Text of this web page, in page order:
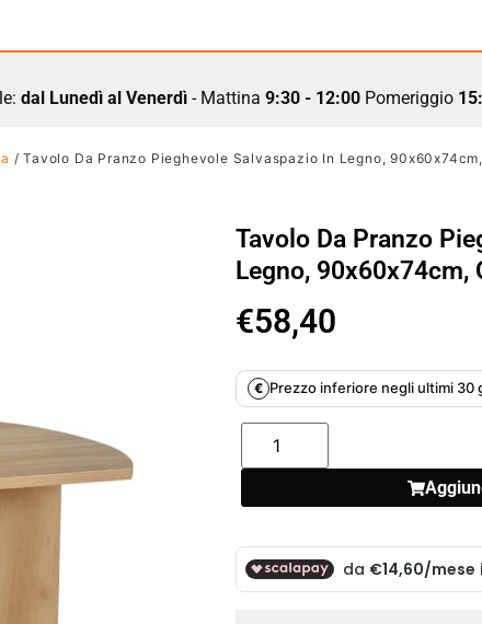
dal Lunedì al Venerdì- Mattina 9:30 - 12:00Pomeriggio
/ Tavolo Da Pranzo Pieghevole Salvaspazio In Legno,
Tavolo Da Pranzo
Legno, 90x60x74cm,
€58,40
€ Prezzo inferiore negli ultimi 30